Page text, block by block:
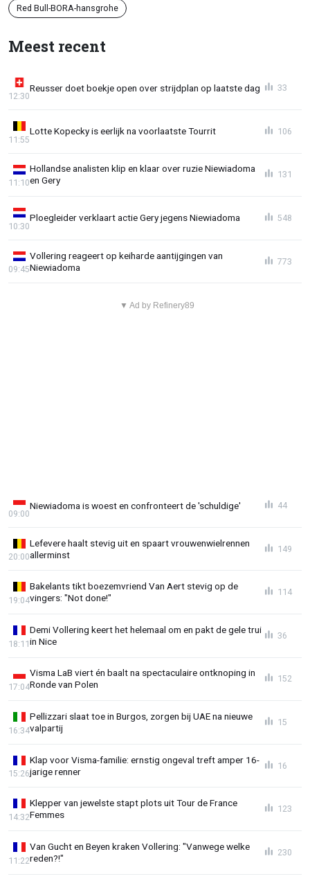
Red Bull-BORA-hansgrohe
Meest recent
Reusser doet boekje open over strijdplan op laatste dag
12:30
33
Lotte Kopecky is eerlijk na voorlaatste Tourrit
11:55
106
Hollandse analisten klip en klaar over ruzie Niewiadoma
en Gery
11:10
131
Ploegleider verklaart actie Gery jegens Niewiadoma
10:30
548
Vollering reageert op keiharde aantijgingen van
Niewiadoma
09:45
773
▼ Ad by Refinery89
Niewiadoma is woest en confronteert de 'schuldige'
09:00
44
Lefevere haalt stevig uit en spaart vrouwenwielrennen
allerminst
20:00
149
Bakelants tikt boezemvriend Van Aert stevig op de
vingers: "Not done!"
19:04
114
Demi Vollering keert het helemaal om en pakt de gele trui
in Nice
18:11
36
Visma LaB viert én baalt na spectaculaire ontknoping in
Ronde van Polen
17:04
152
Pellizzari slaat toe in Burgos, zorgen bij UAE na nieuwe
valpartij
16:34
15
Klap voor Visma-familie: ernstig ongeval treft amper 16-
jarige renner
15:26
16
Klepper van jewelste stapt plots uit Tour de France
Femmes
14:32
123
Van Gucht en Beyen kraken Vollering: "Vanwege welke
reden?!"
11:22
230